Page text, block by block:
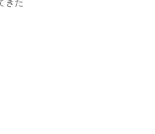
きた